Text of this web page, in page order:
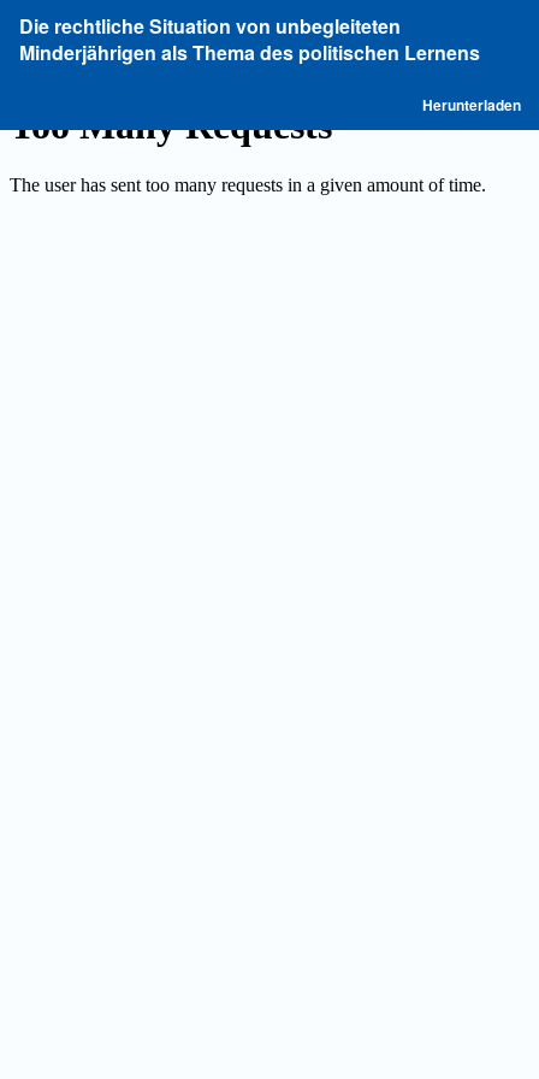
Artikeldetails
zurückkehren
Die rechtliche Situation von unbegleiteten
Minderjährigen als Thema des politischen Lernens
Herunterladen